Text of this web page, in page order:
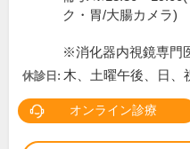
ク・胃/大腸カメラ)
※消化器内視鏡専門
休診日: 木、土曜午後、日、
オンライン診療